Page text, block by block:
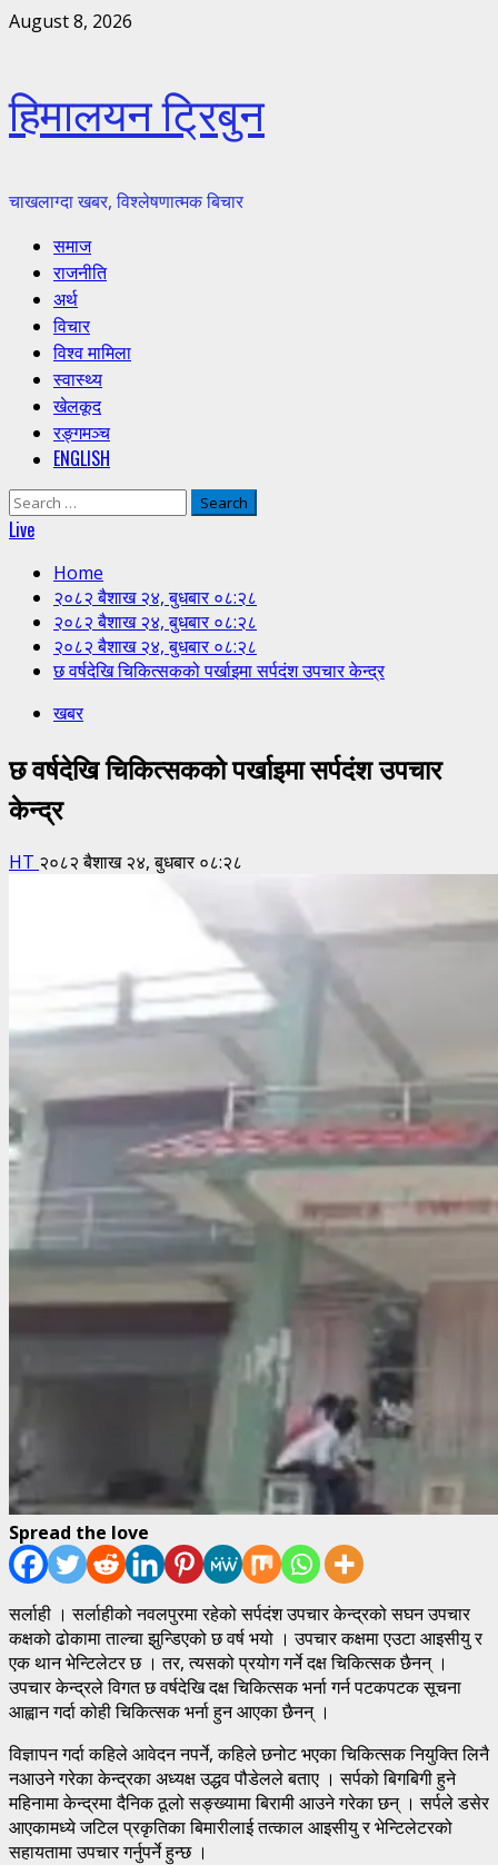
Skip
August 8, 2026
हिमालयन ट्रिबुन
चाखलाग्दा खबर, विश्लेषणात्मक बिचार
Primary
Menu
समाज
राजनीति
अर्थ
विचार
विश्व मामिला
स्वास्थ्य
खेलकूद
रङ्गमञ्च
ENGLISH
Search
for:
Live
Home
२०८२ बैशाख २४, बुधबार ०८:२८
२०८२ बैशाख २४, बुधबार ०८:२८
२०८२ बैशाख २४, बुधबार ०८:२८
छ वर्षदेखि चिकित्सकको पर्खाइमा सर्पदंश उपचार केन्द्र
खबर
छ वर्षदेखि चिकित्सकको पर्खाइमा सर्पदंश उपचार
केन्द्र
HT २०८२ बैशाख २४, बुधबार ०८:२८
Spread the love
सर्लाही । सर्लाहीको नवलपुरमा रहेको सर्पदंश उपचार केन्द्रको सघन उपचार
कक्षको ढोकामा ताल्चा झुन्डिएको छ वर्ष भयो । उपचार कक्षमा एउटा आइसीयु र
एक थान भेन्टिलेटर छ । तर, त्यसको प्रयोग गर्ने दक्ष चिकित्सक छैनन् ।
उपचार केन्द्रले विगत छ वर्षदेखि दक्ष चिकित्सक भर्ना गर्न पटकपटक सूचना
आह्वान गर्दा कोही चिकित्सक भर्ना हुन आएका छैनन् ।
विज्ञापन गर्दा कहिले आवेदन नपर्ने, कहिले छनोट भएका चिकित्सक नियुक्ति लिनै
नआउने गरेका केन्द्रका अध्यक्ष उद्धव पौडेलले बताए । सर्पको बिगबिगी हुने
महिनामा केन्द्रमा दैनिक ठूलो सङ्ख्यामा बिरामी आउने गरेका छन् । सर्पले डसेर
आएकामध्ये जटिल प्रकृतिका बिमारीलाई तत्काल आइसीयु र भेन्टिलेटरको
सहायतामा उपचार गर्नुपर्ने हुन्छ ।